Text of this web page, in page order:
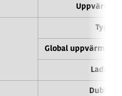
Typ
Global
Ladda
Dubbel